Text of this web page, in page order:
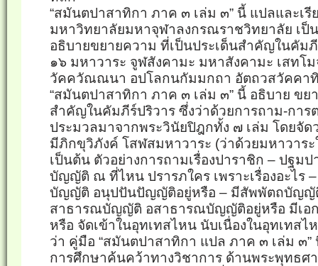
“สมันตปาสาทิกา ภาค ๓ เล่ม ๓” นี้ แปลและเรี
มหาวิทยาลัยมหาจุฬาลงกรณราชวิทยาลัย เ
อธิบายขยายความ ที่เป็นประเด็นสำคัญในคัม
๑๖ มหาวาระ จูฬสังคามะ มหาสังคามะ เสท
วัคควัณณนา อปโลกนกัมมกถา อัตถวสวัคค
“สมันตปาสาทิกา ภาค ๓ เล่ม ๓” นี้ อธิบาย ขย
สำคัญในคัมภีร์ปริวาร ซึ่งว่าด้วยการถาม-กา
ประมวลมาจากพระวินัยปิฎกทั้ง ๗ เล่ม โดยจั
มีภิกขุวิภังค์ โสฬสมหาวาระ (ว่าด้วยมหาวาร
เป็นต้น ตัวอย่างการถามเรื่องปาราชิก – ปฐม
บัญญัติ ณ ที่ไหน ปรารภใคร เพราะเรื่องอะไร
บัญญัติ อนุปปันปัญญัติอยู่หรือ – มีสัพพัตถบัญญั
สาธารณบัญญัติ อสาธารณบัญญัติอยู่หรือ มีเ
หรือ จัดเข้าในอุทเทสไหน นับเนื่องในอุทเทสไ
ว่า คู่มือ “สมันตปาสาทิกา แปล ภาค ๓ เล่ม ๓”
การศึกษาค้นคว้าทางวิชาการ ด้านพระพุทธศ